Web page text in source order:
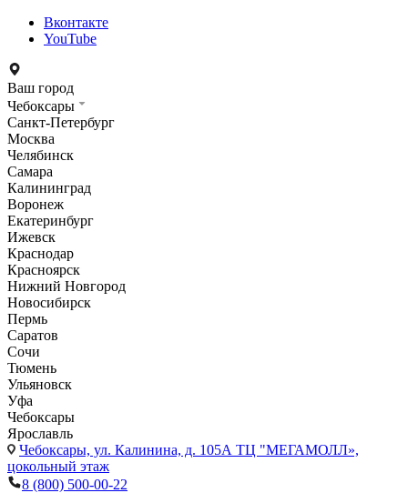
Вконтакте
YouTube
Ваш город
Чебоксары
Санкт-Петербург
Москва
Челябинск
Самара
Калининград
Воронеж
Екатеринбург
Ижевск
Краснодар
Красноярск
Нижний Новгород
Новосибирск
Пермь
Саратов
Сочи
Тюмень
Ульяновск
Уфа
Чебоксары
Ярославль
Чебоксары, ул. Калинина, д. 105А ТЦ "МЕГАМОЛЛ»,
цокольный этаж
8 (800) 500-00-22